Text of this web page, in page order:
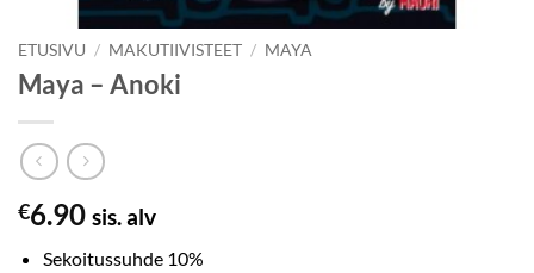
ETUSIVU / MAKUTIIVISTEET / MAYA
Maya – Anoki
€6.90 sis. alv
Sekoitussuhde 10%